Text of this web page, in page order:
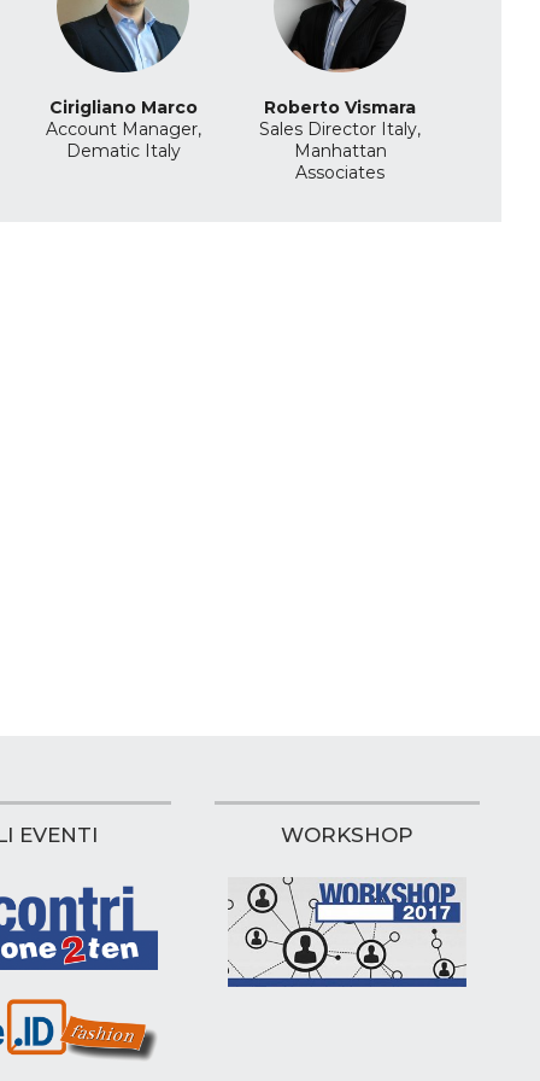
Cirigliano Marco
Account Manager,
Dematic Italy
Roberto Vismara
Sales Director Italy,
Manhattan
Associates
EVENTI WORKSHOP